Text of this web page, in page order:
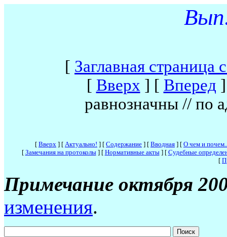
[ Заглавная
[ Вверх ] [ Вперед ]
равнозначны // по
[ Вверх ] [ Актуально! ] [ Содержание ] [ Вводная ] [ О чем и
[ Замечания на протоколы] [ Нормативные акты] [ Судебные
[
Примечание октября
изменения.